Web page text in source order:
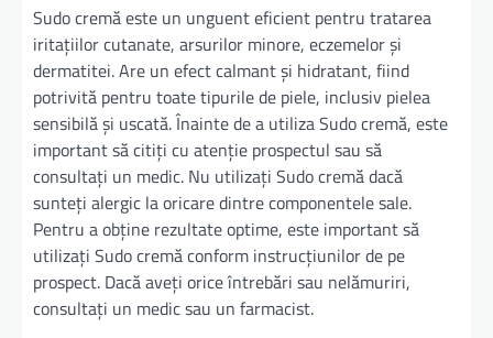
Sudo cremă este un unguent eficient pentru tratarea
iritațiilor cutanate, arsurilor minore, eczemelor și
dermatitei. Are un efect calmant și hidratant, fiind
potrivită pentru toate tipurile de piele, inclusiv pielea
sensibilă și uscată. Înainte de a utiliza Sudo cremă, este
important să citiți cu atenție prospectul sau să
consultați un medic. Nu utilizați Sudo cremă dacă
sunteți alergic la oricare dintre componentele sale.
Pentru a obține rezultate optime, este important să
utilizați Sudo cremă conform instrucțiunilor de pe
prospect. Dacă aveți orice întrebări sau nelămuriri,
consultați un medic sau un farmacist.